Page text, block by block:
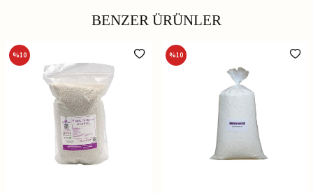
BENZER ÜRÜNLER
%10 %10